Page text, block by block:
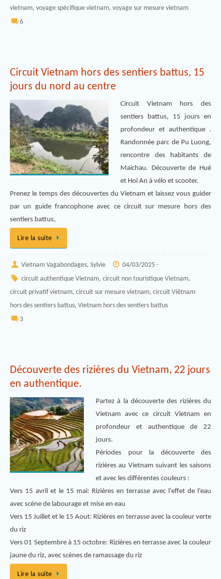
vietnam, voyage spécifique vietnam, voyage sur mesure vietnam
6
Circuit Vietnam hors des sentiers battus, 15
jours du nord au centre
Circuit Vietnam hors des
sentiers battus, 15 jours en
profondeur et authentique .
Randonnée parc de Pu Luong,
rencontre des habitants de
Maichau. Découverte de Hué
et Hoi An à vélo et scooter.
Prenez le temps des découvertes du Vietnam et laissez vous guider
par un guide francophone avec ce circuit sur mesure hors des
sentiers battus,
Lire la suite
Vietnam Vagabondages, Sylvie 04/03/2025 -
circuit authentique Vietnam, circuit non touristique Vietnam,
circuit privatif vietnam, circuit sur mesure vietnam, circuit Viêtnam
hors des sentiers battus, Vietnam hors des sentiers battus
3
Découverte des rizières du Vietnam, 22 jours
en authentique.
Partez à la découverte des rizières du
Vietnam avec ce circuit Vietnam en
profondeur et authentique de 22
jours.
Périodes pour la découverte des
rizières au Vietnam suivant les saisons
et avec les différentes couleurs :
Vers 15 avril et le 15 mai: Rizières en terrasse avec l’effet de l’eau
avec scène de labourage et mise en eau
Vers 15 Juillet et le 15 Aout: Rizières en terrasse avec la couleur verte
du riz
Vers 01 Septembre à 15 octobre: Rizières en terrasse avec la couleur
jaune du riz, avec scènes de ramassage du riz
Lire la suite